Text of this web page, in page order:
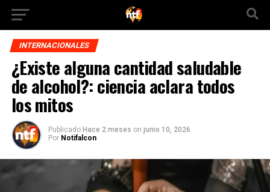
INTERNACIONALES
¿Existe alguna cantidad saludable
de alcohol?: ciencia aclara todos
los mitos
Publicado Hace 2 meses on junio 10, 2026
Por Notifalcon